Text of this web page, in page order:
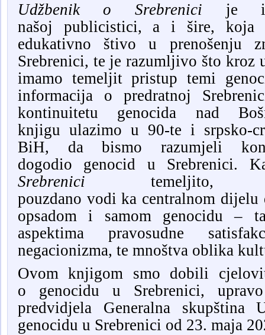
Udžbenik o Srebrenici je
našoj publicistici, a i šire, koja
edukativno štivo u prenošenju
Srebrenici, te je razumljivo što kroz
imamo temeljit pristup temi
informacija o predratnoj
kontinuitetu genocida nad
knjigu ulazimo u 90-te i srpsko-
BiH, da bismo razumjeli
dogodio genocid u Srebrenici.
Srebrenici temeljito,
pouzdano vodi ka centralnom dijelu
opsadom i samom genocidu –
aspektima pravosudne
negacionizma, te mnoštva oblika
Ovom knjigom smo dobili
o genocidu u Srebrenici,
predvidjela Generalna skupština
genocidu u Srebrenici od 23. maja